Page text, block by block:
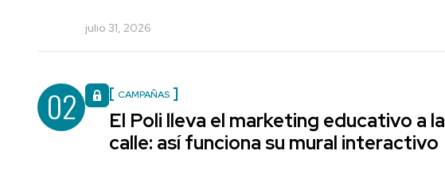
julio 31, 2026
02 CAMPAÑAS
El Poli lleva el marketing educativo a la
calle: así funciona su mural interactivo